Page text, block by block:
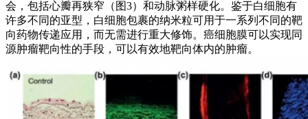
会，包括心瓣再狭窄（图3）和动脉粥样硬化。鉴于白细胞有
许多不同的亚型，白细胞包裹的纳米粒可用于一系列不同的靶
向药物传递应用，而无需进行重大修饰。癌细胞膜可以实现同
源肿瘤靶向性的手段，可以有效地靶向体内的肿瘤。